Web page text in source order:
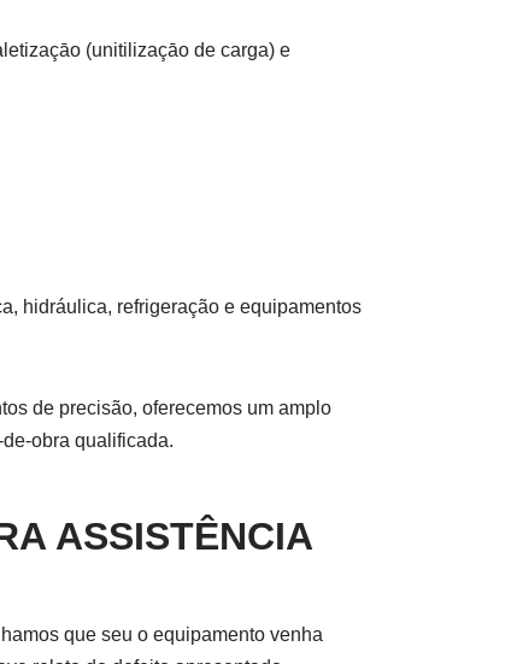
(unitilizaçāo de carga) e
hidráulica, refrigeração e equipamentos
de precisão, oferecemos um amplo
obra qualificada.
ASSISTÊNCIA
que seu o equipamento venha